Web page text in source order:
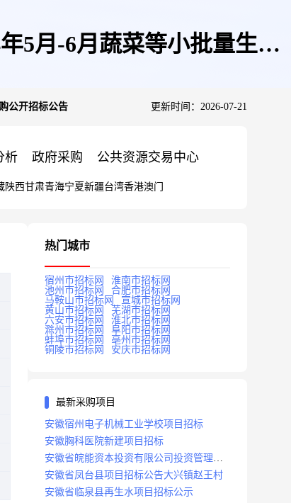
5月-6月蔬菜等小批量生活
公开招标公告 更新时间：2026-07-21
析 政府采购 公共资源交易中心
陕西甘肃青海宁夏新疆台湾香港澳门
热门城市
宿州市招标网
淮南市招标网
池州市招标网
合肥市招标网
马鞍山市招标网
宣城市招标网
黄山市招标网
芜湖市招标网
六安市招标网
淮北市招标网
滁州市招标网
阜阳市招标网
蚌埠市招标网
亳州市招标网
铜陵市招标网
安庆市招标网
最新采购项目
安徽宿州电子机械工业学校项目招标
安徽胸科医院新建项目招标
安徽省皖能资本投资有限公司投资管理系
统建设项目招标
安徽省凤台县项目招标公告大兴镇赵王村
安徽省临泉县再生水项目招标公示